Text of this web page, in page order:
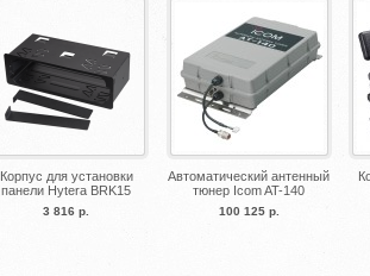
Корпус для установки
панели Hytera BRK15
3 816 р.
Автоматический антенный
тюнер Icom AT-140
100 125 р.